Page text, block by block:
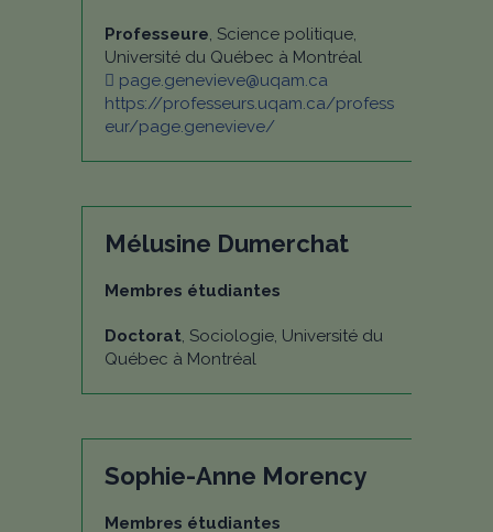
Professeure, Science politique,
Université du Québec à Montréal
page.genevieve@uqam.ca
https://professeurs.uqam.ca/profess
eur/page.genevieve/
Mélusine Dumerchat
Membres étudiantes
Doctorat, Sociologie, Université du
Québec à Montréal
Sophie-Anne Morency
Membres étudiantes